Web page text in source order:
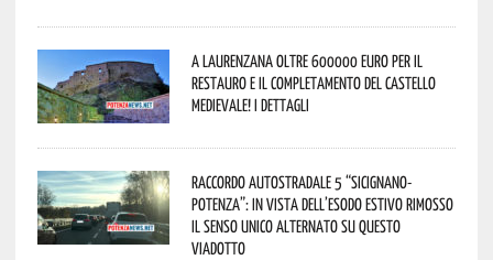
A Laurenzana oltre 600000 euro per il
restauro e il completamento del Castello
Medievale! I dettagli
Raccordo Autostradale 5 “Sicignano-
Potenza”: in vista dell’esodo estivo rimosso
il senso unico alternato su questo
viadotto